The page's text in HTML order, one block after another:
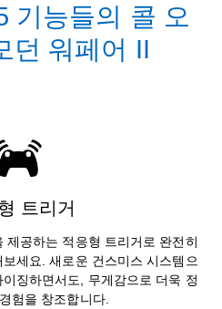
기능들의 콜 오
던 워페어 II
트리거
제공하는 적응형 트리거로 완전히
세요. 새로운 건스미스 시스템으
징하면서도, 무게감으로 더욱 정
험을 창조합니다.